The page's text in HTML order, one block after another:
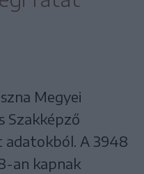
Megyei
Szakképző
adatokból. A 3948
an kapnak